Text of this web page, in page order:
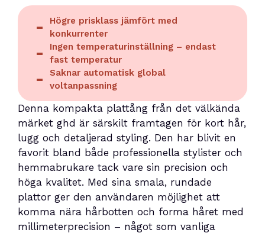
Högre prisklass jämfört med
konkurrenter
Ingen temperaturinställning – endast
fast temperatur
Saknar automatisk global
voltanpassning
Denna kompakta plattång från det välkända
märket ghd är särskilt framtagen för kort hår,
lugg och detaljerad styling. Den har blivit en
favorit bland både professionella stylister och
hemmabrukare tack vare sin precision och
höga kvalitet. Med sina smala, rundade
plattor ger den användaren möjlighet att
komma nära hårbotten och forma håret med
millimeterprecision – något som vanliga